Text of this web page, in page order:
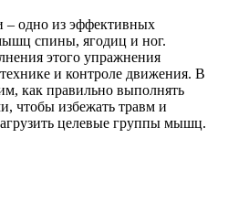
– одно из эффективных
спины, ягодиц и ног.
этого упражнения
и контроле движения. В
как правильно выполнять
чтобы избежать травм и
целевые группы мышц.